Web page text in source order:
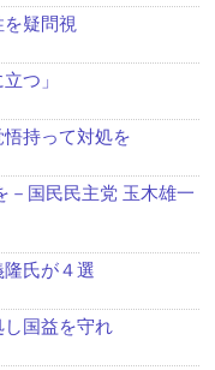
疑問視
つ」
持って対処を
－国民民主党 玉木雄一
氏が４選
国益を守れ